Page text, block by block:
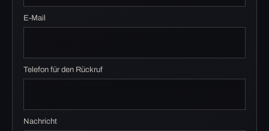
E-Mail
Telefon für den Rückruf
Nachricht